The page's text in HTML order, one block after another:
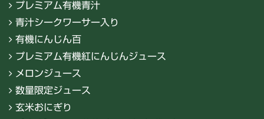
プレミアム有機青汁
青汁シークワーサー入り
有機にんじん百
プレミアム有機紅にんじんジュース
メロンジュース
数量限定ジュース
玄米おにぎり